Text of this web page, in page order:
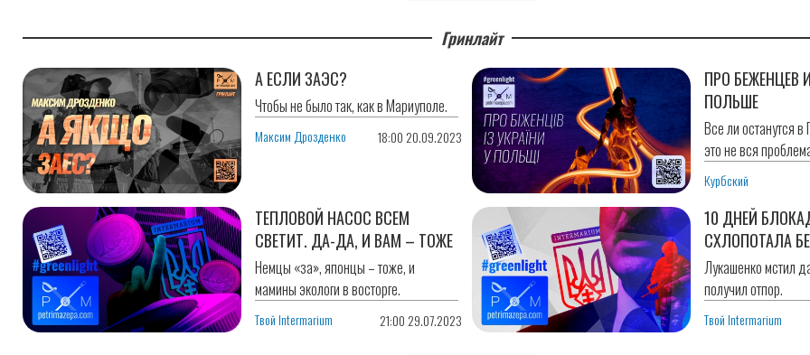
Гринлайт
А ЕСЛИ ЗАЭС?
Чтобы не было так, как в Мариуполе.
Максим Дрозденко 18:00 20.09.2023
ПРО БЕЖЕНЦЕВ
ПОЛЬШЕ
Все ли останутся
это не вся
Курбский
ТЕПЛОВОЙ НАСОС ВСЕМ
СВЕТИТ. ДА-ДА, И ВАМ – ТОЖЕ
Немцы «за», японцы – тоже, и
мамины экологи в восторге.
Твой Intermarium 21:00 29.07.2023
10 ДНЕЙ
СХЛОПОТАЛА
Лукашенко мстил
получил отпор.
Твой Intermarium